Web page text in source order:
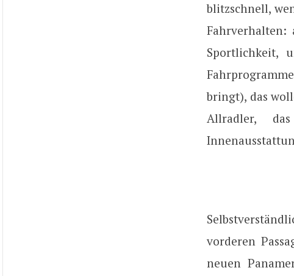
blitzschnell,
Fahrverhalten:
Sportlichkeit,
bringt), das
Allradler,
vorderen
neuen